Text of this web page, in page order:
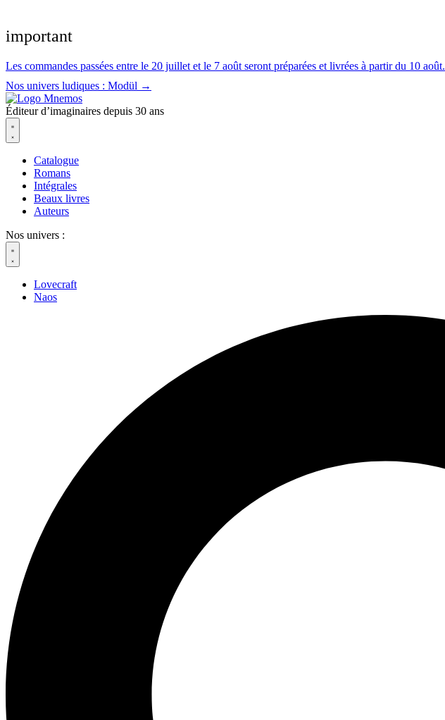
contenu
important
Les commandes passées entre le 20 juillet et le 7 août seront préparées et livrées à partir du 10 août.
Nos univers ludiques : Modül →
Éditeur d’imaginaires depuis 30 ans
Catalogue
Romans
Intégrales
Beaux livres
Auteurs
Nos univers :
Lovecraft
Naos